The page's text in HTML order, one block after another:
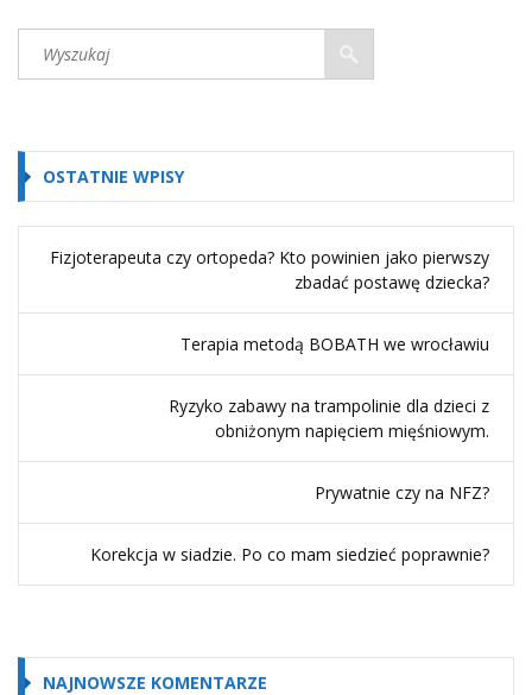
OSTATNIE WPISY
Fizjoterapeuta czy ortopeda? Kto powinien jako pierwszy
zbadać postawę dziecka?
Terapia metodą BOBATH we wrocławiu
Ryzyko zabawy na trampolinie dla dzieci z
obniżonym napięciem mięśniowym.
Prywatnie czy na NFZ?
Korekcja w siadzie. Po co mam siedzieć poprawnie?
NAJNOWSZE KOMENTARZE